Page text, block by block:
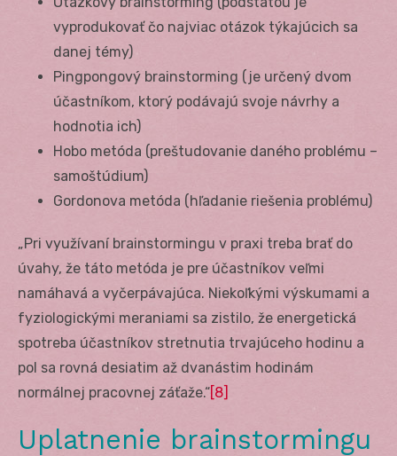
vyprodukovať čo najviac otázok týkajúcich sa
danej témy)
Pingpongový brainstorming (je určený dvom
účastníkom, ktorý podávajú svoje návrhy a
hodnotia ich)
Hobo metóda (preštudovanie daného problému –
samoštúdium)
Gordonova metóda (hľadanie riešenia problému)
„Pri využívaní brainstormingu v praxi treba brať do
úvahy, že táto metóda je pre účastníkov veľmi
namáhavá a vyčerpávajúca. Niekoľkými výskumami a
fyziologickými meraniami sa zistilo, že energetická
spotreba účastníkov stretnutia trvajúceho hodinu a
pol sa rovná desiatim až dvanástim hodinám
normálnej pracovnej záťaže.“[8]
Uplatnenie brainstormingu